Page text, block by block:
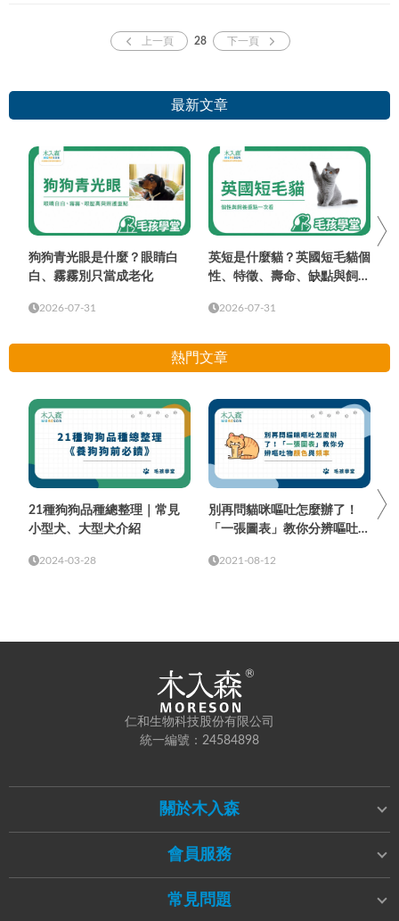
上一頁 28 下一頁
最新文章
狗狗青光眼是什麼？眼睛白
白、霧霧別只當成老化
2026-07-31
英短是什麼貓？英國短毛貓個
性、特徵、壽命、缺點與飼養
2026-07-31
熱門文章
21種狗狗品種總整理｜常見
小型犬、大型犬介紹
2024-03-28
別再問貓咪嘔吐怎麼辦了！
「一張圖表」教你分辨嘔吐物
2021-08-12
仁和生物科技股份有限公司
統一編號：24584898
關於木入森
會員服務
常見問題